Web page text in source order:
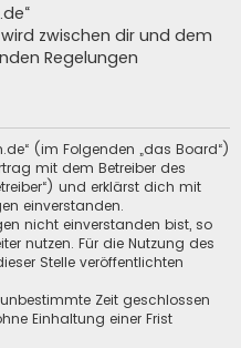
zwischen dir und dem
Regelungen
(im Folgenden „das Board“)
mit dem Betreiber des
und erklärst dich mit
einverstanden.
nicht einverstanden bist, so
nutzen. Für die Nutzung des
Stelle veröffentlichten
Zeit geschlossen
Einhaltung einer Frist